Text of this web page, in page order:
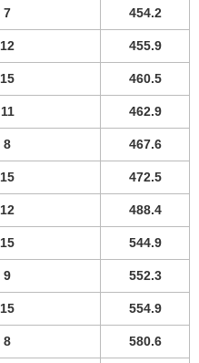
7 454.2
12 455.9
15 460.5
11 462.9
8 467.6
15 472.5
12 488.4
15 544.9
9 552.3
15 554.9
8 580.6